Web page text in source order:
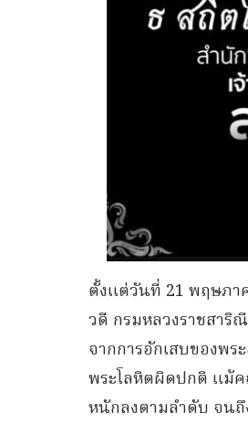
ตั้งแต่วันที่ 21 พฤษภา
วดี กรมหลวงราชสาริ
จากการอักเสบของพ
พระโลหิตผิดปกติ แม้
หนักลงตามลำดับ จน